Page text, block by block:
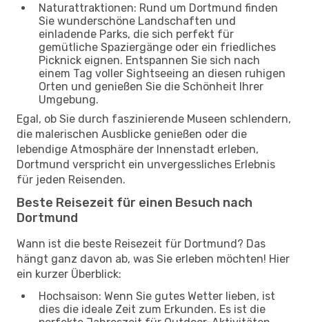
Naturattraktionen: Rund um Dortmund finden
Sie wunderschöne Landschaften und
einladende Parks, die sich perfekt für
gemütliche Spaziergänge oder ein friedliches
Picknick eignen. Entspannen Sie sich nach
einem Tag voller Sightseeing an diesen ruhigen
Orten und genießen Sie die Schönheit Ihrer
Umgebung.
Egal, ob Sie durch faszinierende Museen schlendern,
die malerischen Ausblicke genießen oder die
lebendige Atmosphäre der Innenstadt erleben,
Dortmund verspricht ein unvergessliches Erlebnis
für jeden Reisenden.
Beste Reisezeit für einen Besuch nach
Dortmund
Wann ist die beste Reisezeit für Dortmund? Das
hängt ganz davon ab, was Sie erleben möchten! Hier
ein kurzer Überblick:
Hochsaison: Wenn Sie gutes Wetter lieben, ist
dies die ideale Zeit zum Erkunden. Es ist die